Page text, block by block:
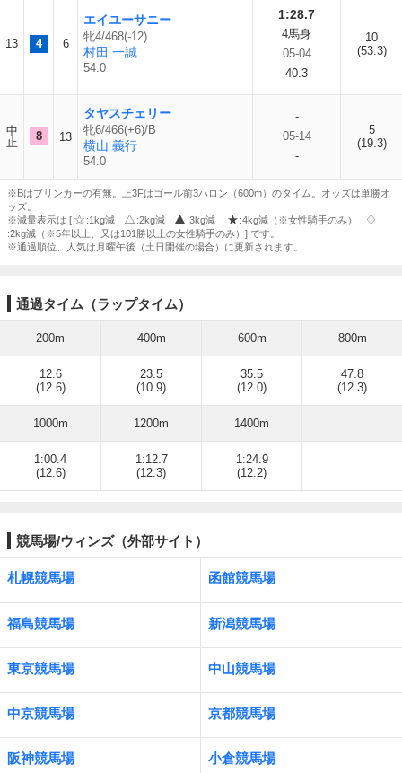
13 4 6
エイユーサニー
牝4/468(-12)
村田 一誠
54.0
1:28.7
4馬身
05-04
40.3
10
(53.3)
中
止
8 13
タヤスチェリー
牝6/466(+6)/B
横山 義行
54.0
-
05-14
-
5
(19.3)
※Bはブリンカーの有無。上3Fはゴール前3ハロン（600m）のタイム。オッズは単勝オ
ッズ。
※減量表示は [
:1kg減 :2kg減 :3kg減
:4kg減（※女性騎手のみ）
:2kg減（※5年以上、又は101勝以上の女性騎手のみ）] です。
※通過順位、人気は月曜午後（土日開催の場合）に更新されます。
通過タイム（ラップタイム）
200m 400m 600m 800m
12.6
(12.6)
23.5
(10.9)
35.5
(12.0)
47.8
(12.3)
1000m 1200m 1400m
1:00.4
(12.6)
1:12.7
(12.3)
1:24.9
(12.2)
競馬場/ウィンズ（外部サイト）
札幌競馬場 函館競馬場
福島競馬場 新潟競馬場
東京競馬場 中山競馬場
中京競馬場 京都競馬場
阪神競馬場 小倉競馬場